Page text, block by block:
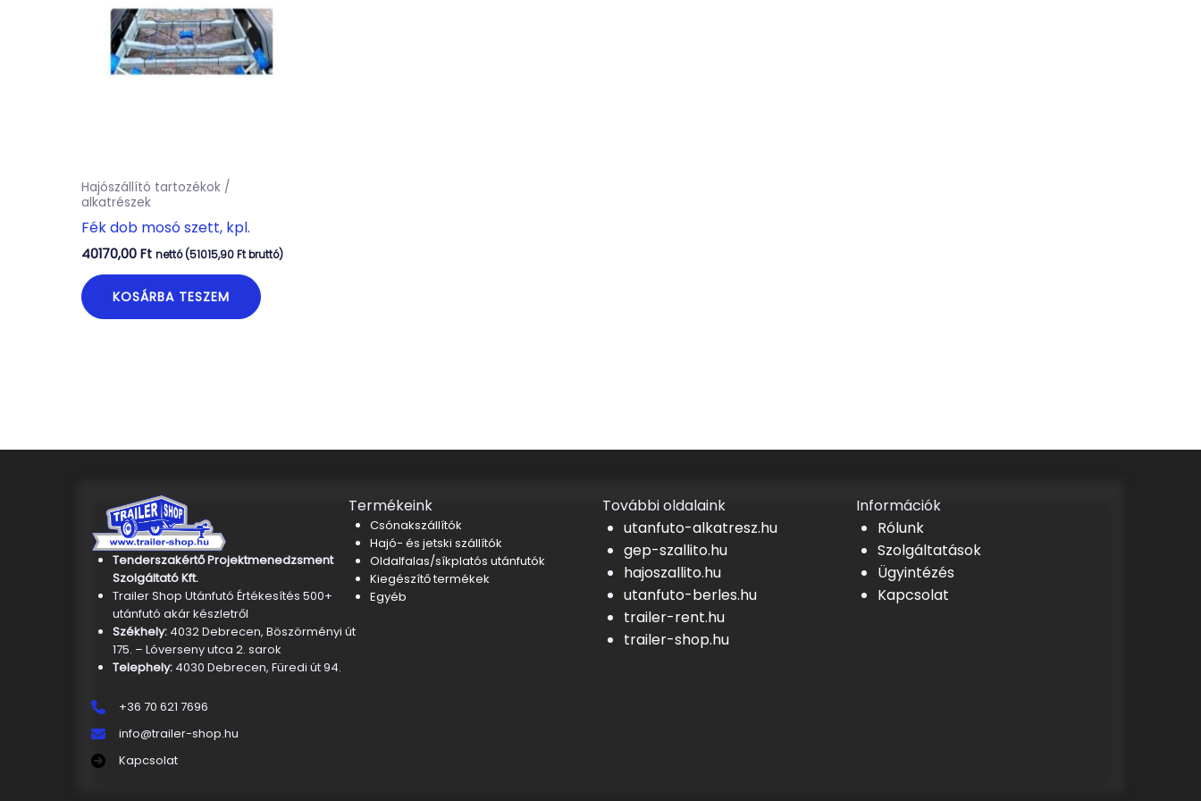
Hajószállító tartozékok /
alkatrészek
Fék dob mosó szett, kpl.
40170,00Ft nettó (51015,90 Ft bruttó)
KOSÁRBA TESZEM
Tenderszakértő Projektmenedzsment
Szolgáltató Kft.
Trailer Shop Utánfutó Értékesítés 500+
utánfutó akár készletről
Székhely: 4032 Debrecen, Böszörményi út
175. – Lóverseny utca 2. sarok
Telephely: 4030 Debrecen, Füredi út 94.
+36 70 621 7696
info@trailer-shop.hu
Kapcsolat
Termékeink
Csónakszállítók
Hajó- és jetski szállítók
Oldalfalas/síkplatós utánfutók
Kiegészítő termékek
Egyéb
További oldalaink
utanfuto-alkatresz.hu
gep-szallito.hu
hajoszallito.hu
utanfuto-berles.hu
trailer-rent.hu
trailer-shop.hu
Információk
Rólunk
Szolgáltatások
Ügyintézés
Kapcsolat